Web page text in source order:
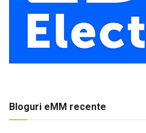
Bloguri eMM recente